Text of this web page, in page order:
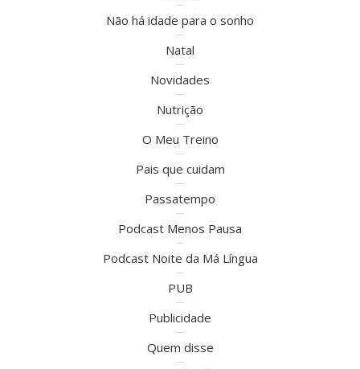
Não há idade para o sonho
Natal
Novidades
Nutrição
O Meu Treino
Pais que cuidam
Passatempo
Podcast Menos Pausa
Podcast Noite da Má Língua
PUB
Publicidade
Quem disse